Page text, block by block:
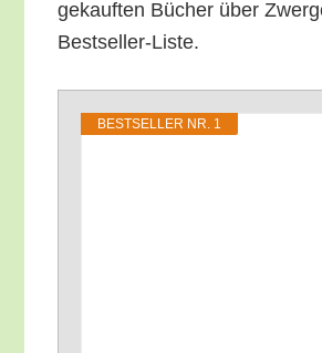
ge­kauf­ten Bücher über
Bestseller-Liste.
BEST­SEL­LER NR. 1